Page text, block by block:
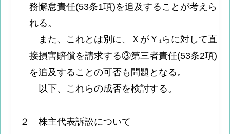
務懈怠責任(53条1項)を追及することが考えら
れる。
また、これとは別に、ＸがＹ₁らに対して直
接損害賠償を請求する③第三者責任(53条2項)
を追及することの可否も問題となる。
以下、これらの成否を検討する。
２ 株主代表訴訟について